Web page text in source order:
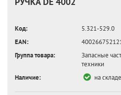
Код:
5.321-529.0
EAN:
Группа товара:
Запасные
техники
Наличие:
на складе